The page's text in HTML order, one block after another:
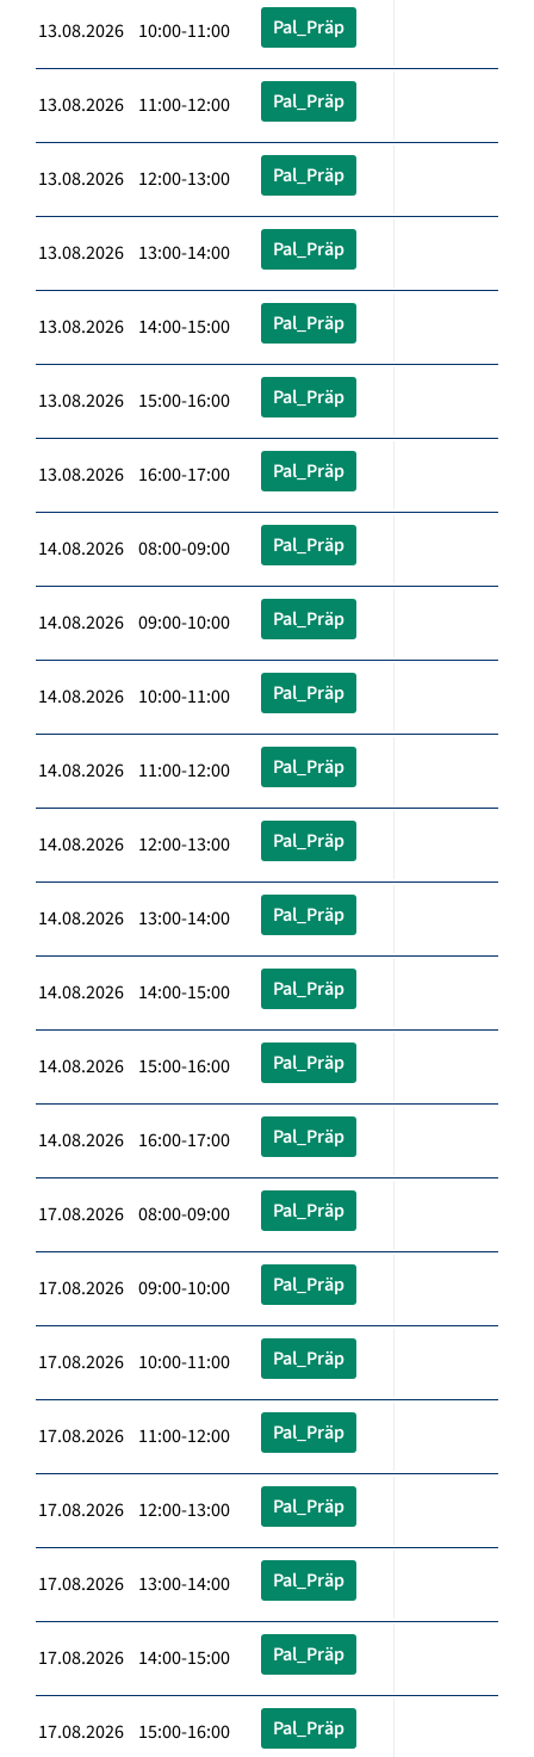
13.08.2026 10:00-11:00 Pal_Präp
13.08.2026 11:00-12:00 Pal_Präp
13.08.2026 12:00-13:00 Pal_Präp
13.08.2026 13:00-14:00 Pal_Präp
13.08.2026 14:00-15:00 Pal_Präp
13.08.2026 15:00-16:00 Pal_Präp
13.08.2026 16:00-17:00 Pal_Präp
14.08.2026 08:00-09:00 Pal_Präp
14.08.2026 09:00-10:00 Pal_Präp
14.08.2026 10:00-11:00 Pal_Präp
14.08.2026 11:00-12:00 Pal_Präp
14.08.2026 12:00-13:00 Pal_Präp
14.08.2026 13:00-14:00 Pal_Präp
14.08.2026 14:00-15:00 Pal_Präp
14.08.2026 15:00-16:00 Pal_Präp
14.08.2026 16:00-17:00 Pal_Präp
17.08.2026 08:00-09:00 Pal_Präp
17.08.2026 09:00-10:00 Pal_Präp
17.08.2026 10:00-11:00 Pal_Präp
17.08.2026 11:00-12:00 Pal_Präp
17.08.2026 12:00-13:00 Pal_Präp
17.08.2026 13:00-14:00 Pal_Präp
17.08.2026 14:00-15:00 Pal_Präp
17.08.2026 15:00-16:00 Pal_Präp